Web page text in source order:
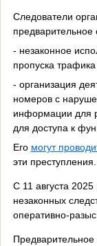
Следователи
предварительное
- незаконное
пропуска
- организация
номеров с
информации для
для доступа к
Его могут
эти преступления.
С 11 августа
незаконных
оперативно-